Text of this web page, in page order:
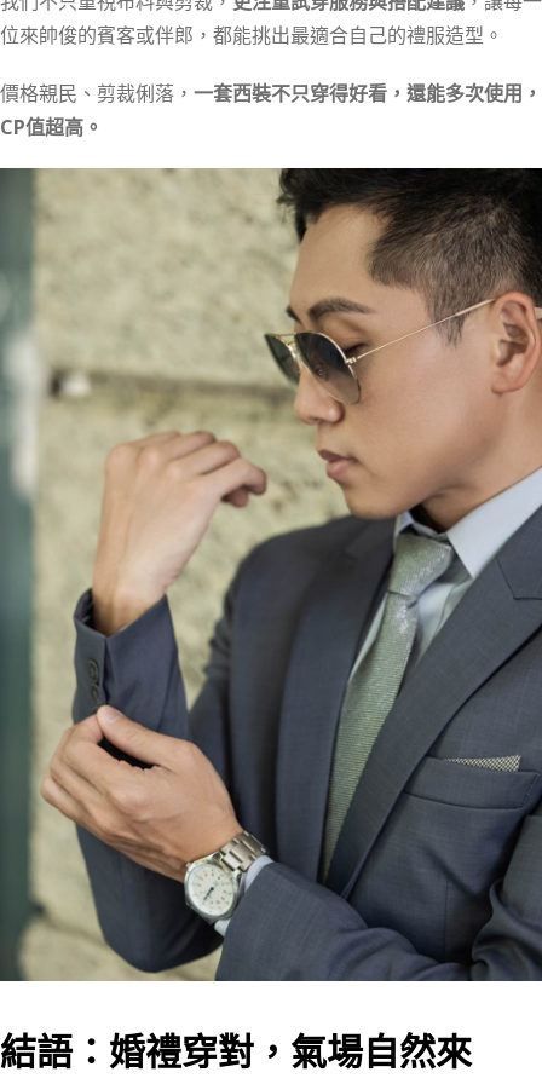
位來帥俊的賓客或伴郎，都能挑出最適合自己的禮服造型。
價格親民、剪裁俐落， 一套西裝不只穿得好看，還能多次使用，
CP值超高。
結語：婚禮穿對，氣場自然來